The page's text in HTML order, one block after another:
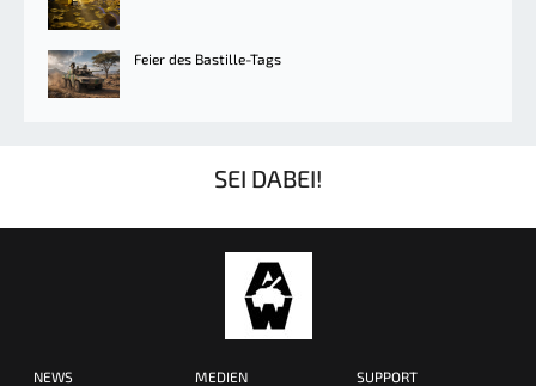
Feier des Bastille-Tags
SEI DABEI!
NEWS MEDIEN SUPPORT